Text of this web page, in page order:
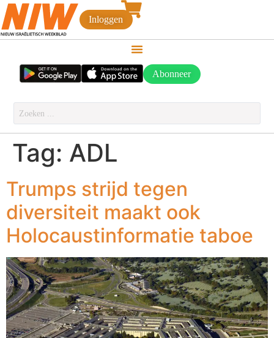
Inloggen
Abonneer
Tag: ADL
Trumps strijd tegen
diversiteit maakt ook
Holocaustinformatie taboe